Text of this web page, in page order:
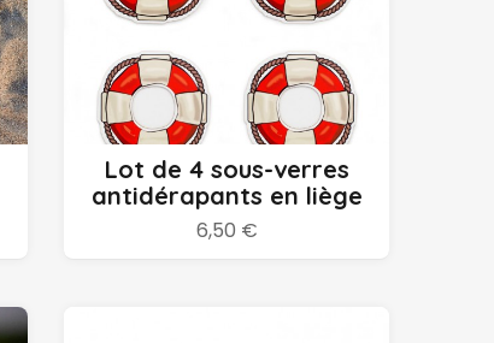
Ajouter au panier
Lot de 4 sous-verres
antidérapants en liège
6,50 €